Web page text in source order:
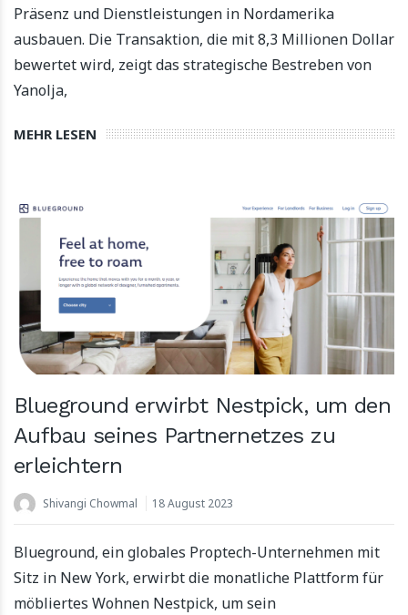
Präsenz und Dienstleistungen in Nordamerika
ausbauen. Die Transaktion, die mit 8,3 Millionen Dollar
bewertet wird, zeigt das strategische Bestreben von
Yanolja,
MEHR LESEN
Blueground erwirbt Nestpick, um den
Aufbau seines Partnernetzes zu
erleichtern
Shivangi Chowmal 18 August 2023
Blueground, ein globales Proptech-Unternehmen mit
Sitz in New York, erwirbt die monatliche Plattform für
möbliertes Wohnen Nestpick, um sein